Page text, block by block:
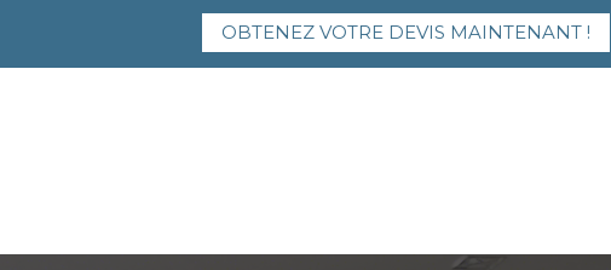
OBTENEZ VOTRE DEVIS MAINTENANT !